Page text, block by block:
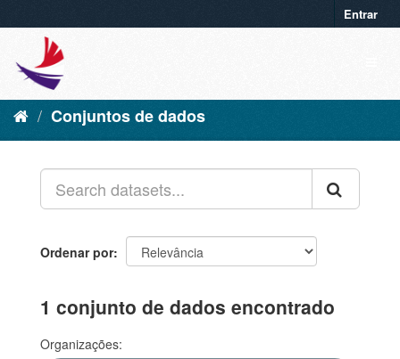
Entrar
Conjuntos de dados
Ordenar por
1 conjunto de dados encontrado
Organizações: